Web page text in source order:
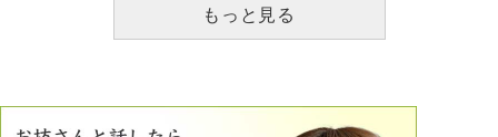
もっと見る